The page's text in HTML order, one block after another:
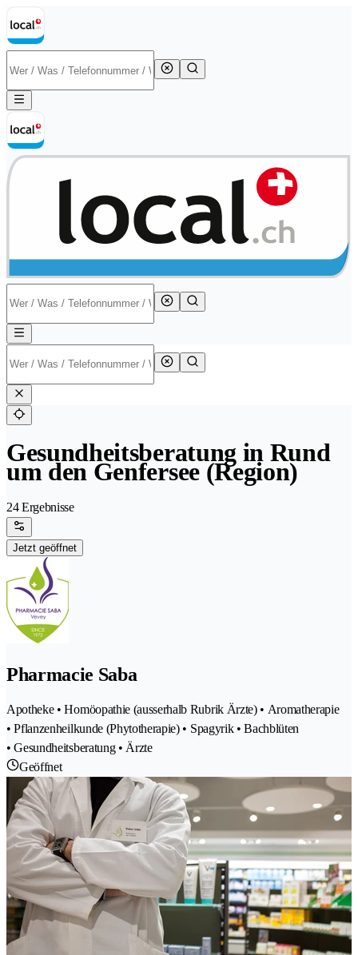
Gesundheitsberatung in Rund
um den Genfersee (Region)
24 Ergebnisse
Jetzt geöffnet
Pharmacie Saba
Apotheke • Homöopathie (ausserhalb Rubrik Ärzte) • Aromatherapie
• Pflanzenheilkunde (Phytotherapie) • Spagyrik • Bachblüten
• Gesundheitsberatung • Ärzte
Geöffnet